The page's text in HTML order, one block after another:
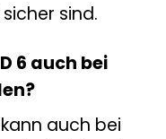
sind.
D 6 auch bei
kann auch bei